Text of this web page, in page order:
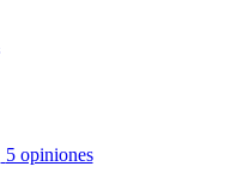
5 opiniones